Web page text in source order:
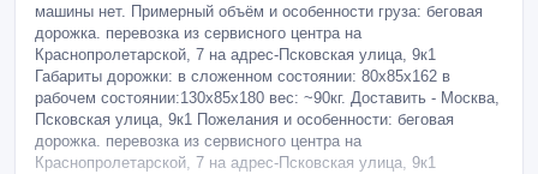
машины нет. Примерный объём и особенности груза: беговая
дорожка. перевозка из сервисного центра на
Краснопролетарской, 7 на адрес-Псковская улица, 9к1
Габариты дорожки: в сложенном состоянии: 80х85х162 в
рабочем состоянии:130х85х180 вес: ~90кг. Доставить - Москва,
Псковская улица, 9к1 Пожелания и особенности: беговая
дорожка. перевозка из сервисного центра на
Краснопролетарской, 7 на адрес-Псковская улица, 9к1